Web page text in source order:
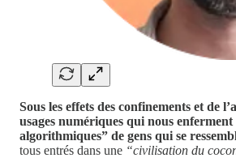
Sous les effets des confinements et de
usages numériques qui nous enferment
algorithmiques” de gens qui se
tous entrés dans une “civilisation du